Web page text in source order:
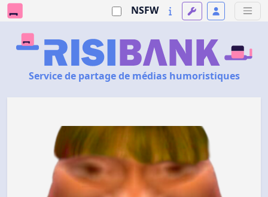
NSFW
Service de partage de médias humoristiques